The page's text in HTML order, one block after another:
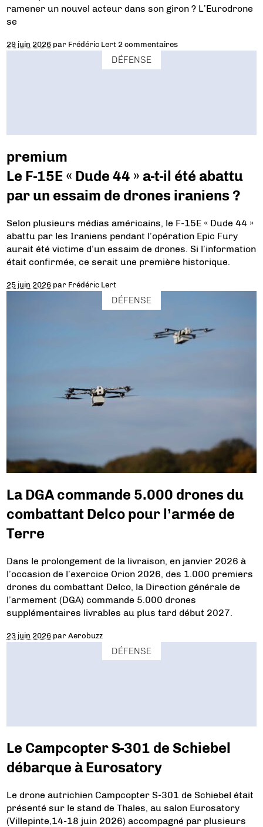
ramener un nouvel acteur dans son giron ? L’Eurodrone
se
29 juin 2026 par Frédéric Lert 2 commentaires
DÉFENSE
premium
Le F-15E « Dude 44 » a-t-il été abattu
par un essaim de drones iraniens ?
Selon plusieurs médias américains, le F-15E « Dude 44 »
abattu par les Iraniens pendant l’opération Epic Fury
aurait été victime d’un essaim de drones. Si l’information
était confirmée, ce serait une première historique.
25 juin 2026 par Frédéric Lert
DÉFENSE
La DGA commande 5.000 drones du
combattant Delco pour l’armée de
Terre
Dans le prolongement de la livraison, en janvier 2026 à
l’occasion de l’exercice Orion 2026, des 1.000 premiers
drones du combattant Delco, la Direction générale de
l’armement (DGA) commande 5.000 drones
supplémentaires livrables au plus tard début 2027.
23 juin 2026 parAerobuzz
DÉFENSE
Le Campcopter S-301 de Schiebel
débarque à Eurosatory
Le drone autrichien Campcopter S-301 de Schiebel était
présenté sur le stand de Thales, au salon Eurosatory
(Villepinte,14-18 juin 2026) accompagné par plusieurs